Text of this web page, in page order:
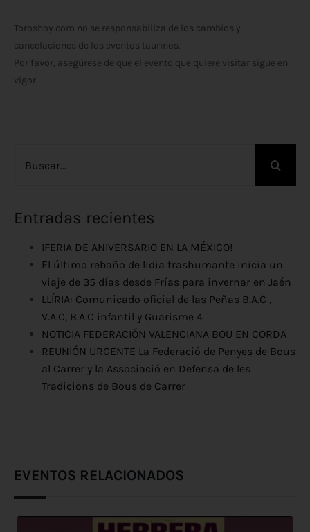
Toroshoy.com no se responsabiliza de los cambios y
cancelaciones de los eventos taurinos.
Por favor, asegúrese de que el evento que quiere visitar sigue en
vigor.
Entradas recientes
¡FERIA DE ANIVERSARIO EN LA MÉXICO!
El último rebaño de lidia trashumante inicia un
viaje de 35 días desde Frías para invernar en Jaén
LLÍRIA: Comunicado oficial de las Peñas B.A.C ,
V.A.C, B.A.C infantil y Guarisme 4
NOTICIA FEDERACIÓN VALENCIANA BOU EN CORDA
REUNIÓN URGENTE La Federació de Penyes de Bous
al Carrer y la Associació en Defensa de les
Tradicions de Bous de Carrer
EVENTOS RELACIONADOS